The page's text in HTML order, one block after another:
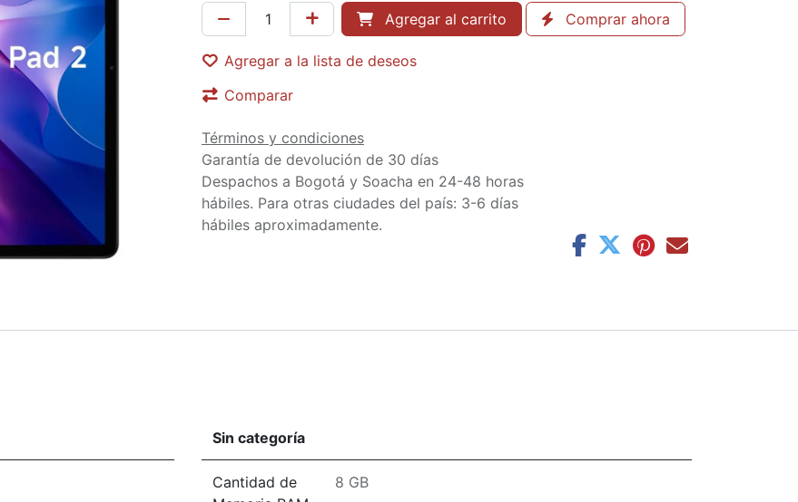
Agregar al carrito Comprar ahora
Agregar a la lista de deseos
Comparar
Términos y condiciones
Garantía de devolución de 30 días
Despachos a Bogotá y Soacha en 24-48 horas
hábiles. Para otras ciudades del país: 3-6 días
hábiles aproximadamente.
Sin categoría
Cantidad de
8 GB